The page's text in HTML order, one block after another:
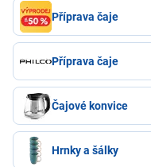
Příprava čaje
Příprava čaje
Čajové konvice
Hrnky a šálky